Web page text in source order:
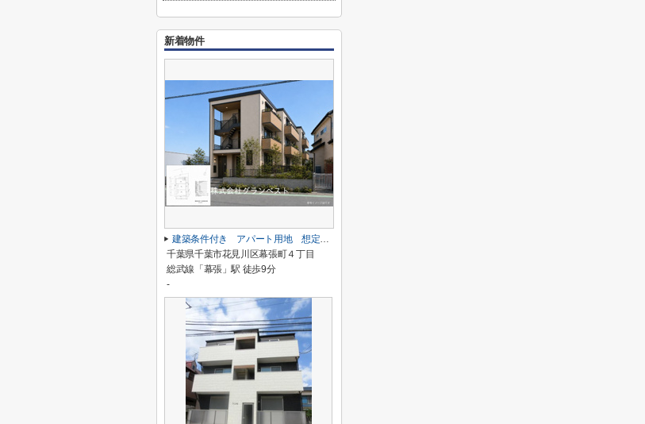
新着物件
建築条件付き アパート用地 想定利回り6.3％
千葉県千葉市花見川区幕張町４丁目
総武線「幕張」駅 徒歩9分
-